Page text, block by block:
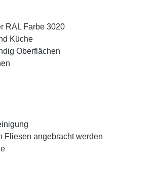
RAL Farbe 3020
Küche
Oberflächen
Fliesen angebracht werden